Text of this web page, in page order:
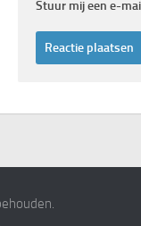
Stuur mij een e-